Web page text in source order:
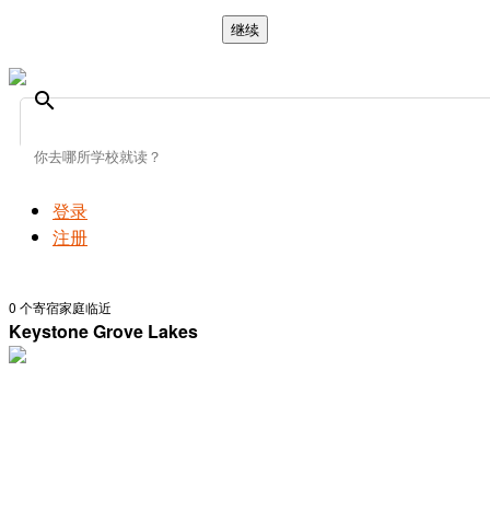
继续
search
登录
注册
0 个寄宿家庭临近
Keystone Grove Lakes